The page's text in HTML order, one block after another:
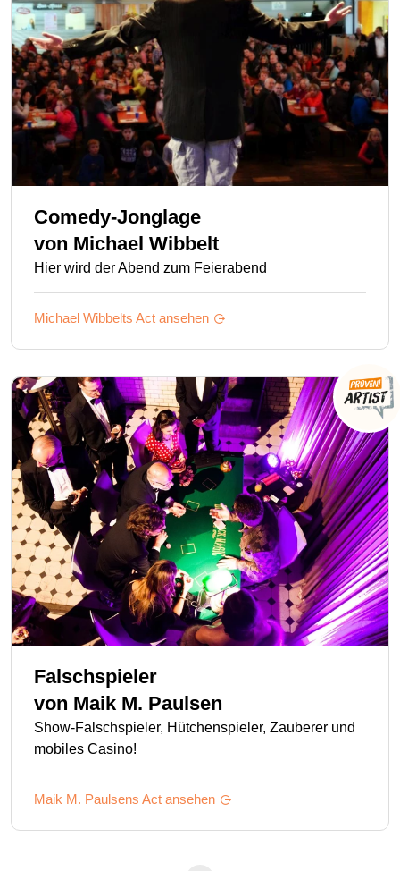
Comedy-Jonglage
von Michael Wibbelt
Hier wird der Abend zum Feierabend
Michael Wibbelts Act ansehen
Falschspieler
von Maik M. Paulsen
Show-Falschspieler, Hütchenspieler, Zauberer und
mobiles Casino!
Maik M. Paulsens Act ansehen